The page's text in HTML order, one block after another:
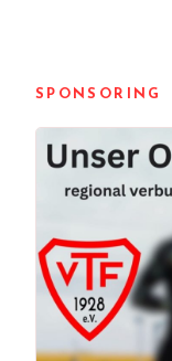
SPONSORING